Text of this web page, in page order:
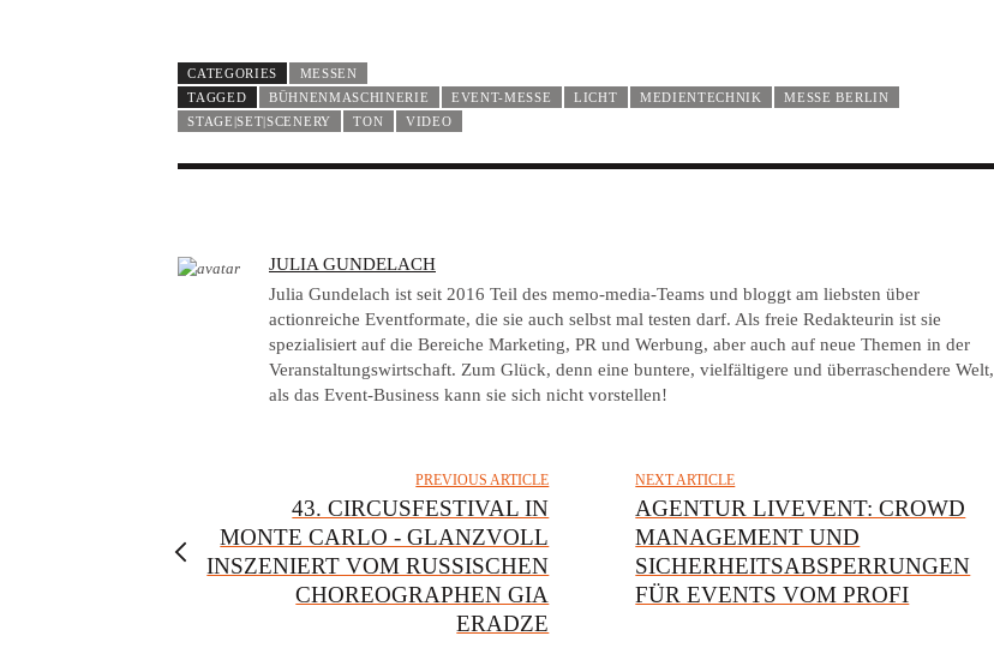
CATEGORIES
MESSEN
TAGGED
BÜHNENMASCHINERIE EVENT-MESSE LICHT MEDIENTECHNIK
MESSE BERLIN
STAGE|SET|SCENERY
TON VIDEO
A
U
T
H
O
R
JULIA GUNDELACH
Julia Gundelach ist seit 2016 Teil des memo-media-Teams und bloggt am liebsten über
actionreiche Eventformate, die sie auch selbst mal testen darf. Als freie Redakteurin ist sie
spezialisiert auf die Bereiche Marketing, PR und Werbung, aber auch auf neue Themen in der
Veranstaltungswirtschaft. Zum Glück, denn eine buntere, vielfältigere und überraschendere Welt,
als das Event-Business kann sie sich nicht vorstellen!
PREVIOUS ARTICLE
43. CIRCUSFESTIVAL IN
MONTE CARLO - GLANZVOLL
INSZENIERT VOM RUSSISCHEN
CHOREOGRAPHEN GIA
ERADZE
NEXT ARTICLE
AGENTUR LIVEVENT: CROWD
MANAGEMENT UND
SICHERHEITSABSPERRUNGEN
FÜR EVENTS VOM PROFI